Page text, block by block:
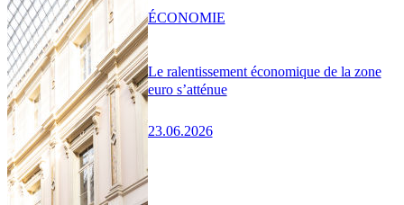
Le ralentissement économique de la zone
euro s’atténue
23.06.2026
ÉCONOMIE